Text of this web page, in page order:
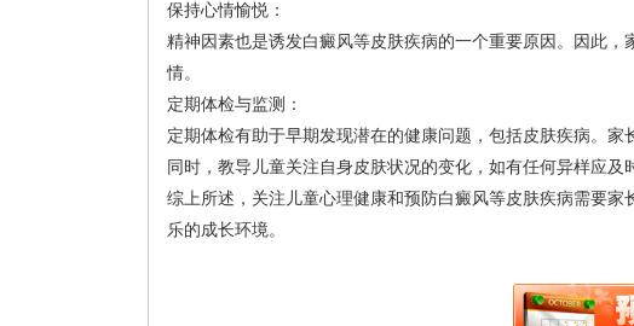
保持心情愉悦：
精神因素也是诱发白癜风等皮肤疾病的一个重要原因。因此
情。
定期体检与监测：
定期体检有助于早期发现潜在的健康问题，包括皮肤疾病。家
同时，教导儿童关注自身皮肤状况的变化，如有任何异样应及
综上所述，关注儿童心理健康和预防白癜风等皮肤疾病需要家
乐的成长环境。